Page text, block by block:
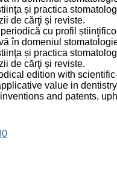
și practica
de cărţi și reviste.
cu profil
în domeniul
și practica
de cărţi și reviste.
edition with
value in
and patents,